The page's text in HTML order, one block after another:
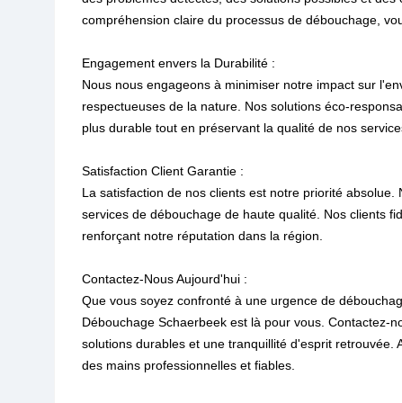
compréhension claire du processus de débouchage,
Engagement envers la Durabilité :
Nous nous engageons à minimiser notre impact sur
respectueuses de la nature. Nos solutions éco-
plus durable tout en préservant la qualité de nos
Satisfaction Client Garantie :
La satisfaction de nos clients est notre priorité
services de débouchage de haute qualité. Nos clients
renforçant notre réputation dans la région.
Contactez-Nous Aujourd'hui :
Que vous soyez confronté à une urgence de
Débouchage Schaerbeek est là pour vous. Contactez-
solutions durables et une tranquillité d'esprit
des mains professionnelles et fiables.